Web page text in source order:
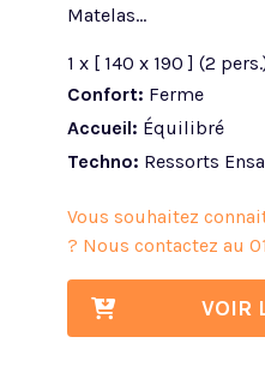
Matelas...
1 x [ 140 x 190 ] (2
Confort: Ferme
Accueil: Équilibré
Techno: Ressorts
Vous souhaitez
? Nous contactez au
VOIR